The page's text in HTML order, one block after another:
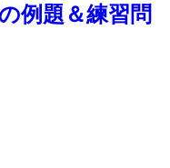
例題＆練習問